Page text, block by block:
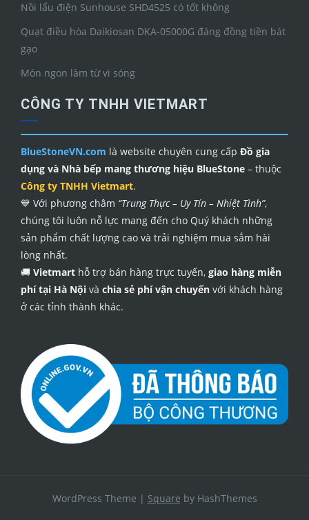
Nồi lẩu điện Sunhouse SHD4525 có tốt không
Quạt điều hòa Daikiosan DKA-05000G đáng đồng tiền bát
gạo
Món ngon làm từ vi sóng
CÔNG TY TNHH VIETMART
BlueStoneVN.com là website chuyên cung cấp Đồ gia
dụng và Nhà bếp mang thương hiệu BlueStone – thuộc
Công ty TNHH Vietmart.
💙 Với phương châm “Trung Thực – Uy Tín – Nhiệt Tình”,
chúng tôi luôn nỗ lực mang đến cho Quý khách những
sản phẩm chất lượng cao và trải nghiệm mua sắm hài
lòng nhất.
🚚 Vietmart hỗ trợ bán hàng trực tuyến, giao hàng miễn
phí tại Hà Nội và chia sẻ phí vận chuyển với khách hàng
ở các tỉnh thành khác.
WordPress Theme | Square by HashThemes